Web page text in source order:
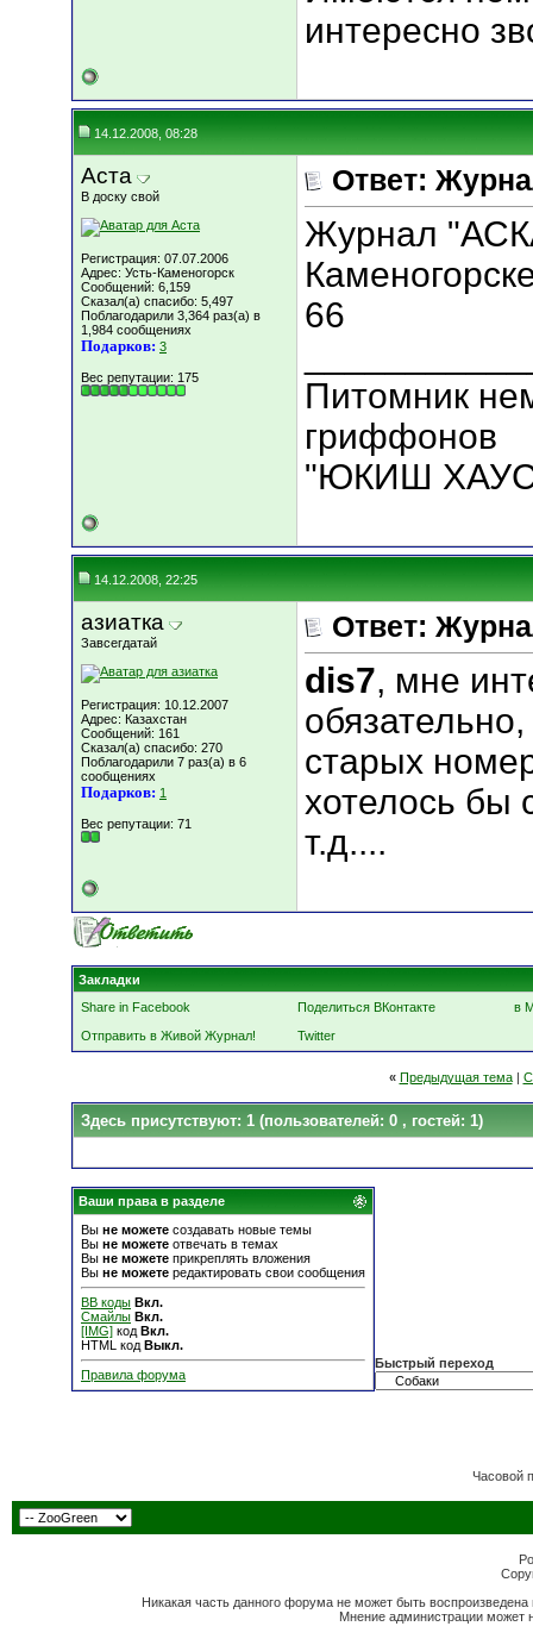
интересно
14.12.2008, 08:28
Аста
В доску свой
Регистрация: 07.07.2006
Адрес: Усть-Каменогорск
Сообщений: 6,159
Сказал(а) спасибо: 5,497
Поблагодарили 3,364 раз(а) в
1,984 сообщениях
Подарков: 3
Вес репутации: 175
Ответ:
Журнал
66
Питомник
гриффонов
"ЮКИШ
14.12.2008, 22:25
азиатка
Завсегдатай
Регистрация: 10.12.2007
Адрес: Казахстан
Сообщений: 161
Сказал(а) спасибо: 270
Поблагодарили 7 раз(а) в 6
сообщениях
Подарков: 1
Вес репутации: 71
Ответ:
dis7, мне
старых
хотелось бы
т.д....
Закладки
Share in Facebook
Поделиться ВКонтакте
в
Отправить в Живой Журнал!
Twitter
« Предыдущая тема|
Здесь присутствуют: 1 (пользователей: 0 , гостей: 1)
Ваши права в разделе
Вы не можете создавать новые темы
Вы не можете отвечать в темах
Вы не можете прикреплять вложения
Вы не можете редактировать свои сообщения
BB коды Вкл.
Смайлы Вкл.
[IMG] код Вкл.
HTML код Выкл.
Правила форума
Быстрый переход
Часовой
Никакая часть данного форума не может быть
Мнение администрации может